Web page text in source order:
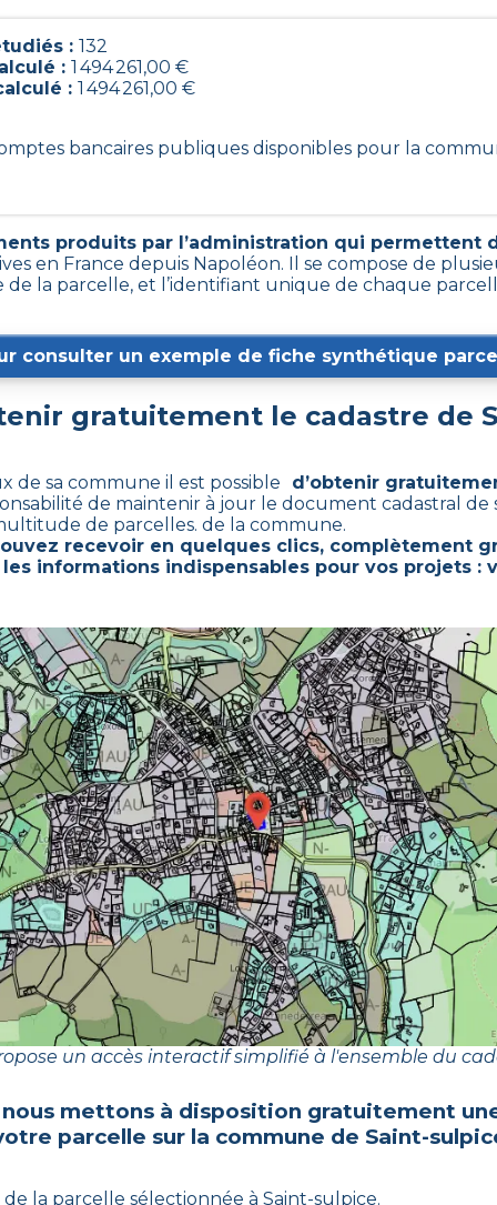
: 132
: 1 494 261,00 €
: 1 494 261,00 €
bancaires publiques disponibles pour la
produits par l’administration qui permettent
en France depuis Napoléon. Il se compose de
la parcelle, et l’identifiant unique de chaque
consulter un exemple de fiche synthétique
gratuitement le cadastre de
de sa commune il est possible d’obtenir
de maintenir à jour le document cadastral de
de parcelles. de la commune.
recevoir en quelques clics, complètement
informations indispensables pour vos projets :
un accès interactif simplifié à l'ensemble du
mettons à disposition gratuitement
parcelle sur la commune de Saint-
la parcelle sélectionnée à Saint-sulpice.